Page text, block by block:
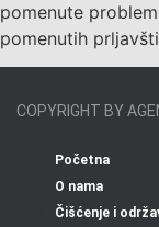
pomenute
pomenutih
COPYRIGHT BY
Početna
O nama
Čišćenje i